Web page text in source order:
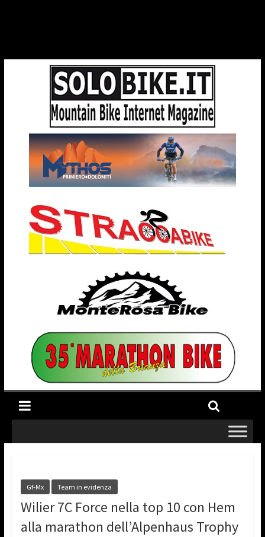
Gf-Mx Team in evidenza
Wilier 7C Force nella top 10 con Hem
alla marathon dell’Alpenhaus Trophy